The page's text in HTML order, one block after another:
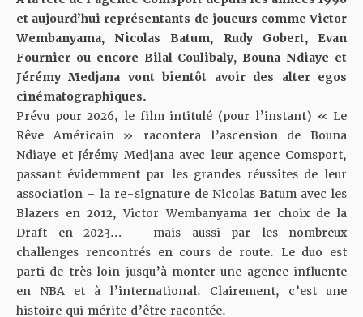
et aujourd’hui représentants de joueurs comme Victor
Wembanyama, Nicolas Batum, Rudy Gobert, Evan
Fournier ou encore Bilal Coulibaly, Bouna Ndiaye et
Jérémy Medjana vont bientôt avoir des alter egos
cinématographiques.
Prévu pour 2026, le film intitulé (pour l’instant) « Le
Rêve Américain » racontera l’ascension de Bouna
Ndiaye et Jérémy Medjana avec leur agence Comsport,
passant évidemment par les grandes réussites de leur
association – la re-signature de Nicolas Batum avec les
Blazers en 2012, Victor Wembanyama 1er choix de la
Draft en 2023… – mais aussi par les nombreux
challenges rencontrés en cours de route. Le duo est
parti de très loin jusqu’à monter une agence influente
en NBA et à l’international. Clairement, c’est une
histoire qui mérite d’être racontée.